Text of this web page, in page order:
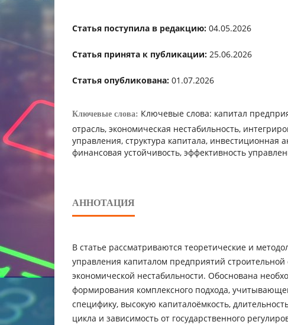
Статья поступила в редакцию: 04.05.2026
Статья принята к публикации: 25.06.2026
Статья опубликована: 01.07.2026
Ключевые слова: Ключевые слова: капитал
отрасль, экономическая нестабильность,
управления, структура капитала, инвестиционная
финансовая устойчивость, эффективность
АННОТАЦИЯ
В статье рассматриваются теоретические и
управления капиталом предприятий строительной
экономической нестабильности. Обоснована
формирования комплексного подхода,
специфику, высокую капиталоёмкость,
цикла и зависимость от государственного